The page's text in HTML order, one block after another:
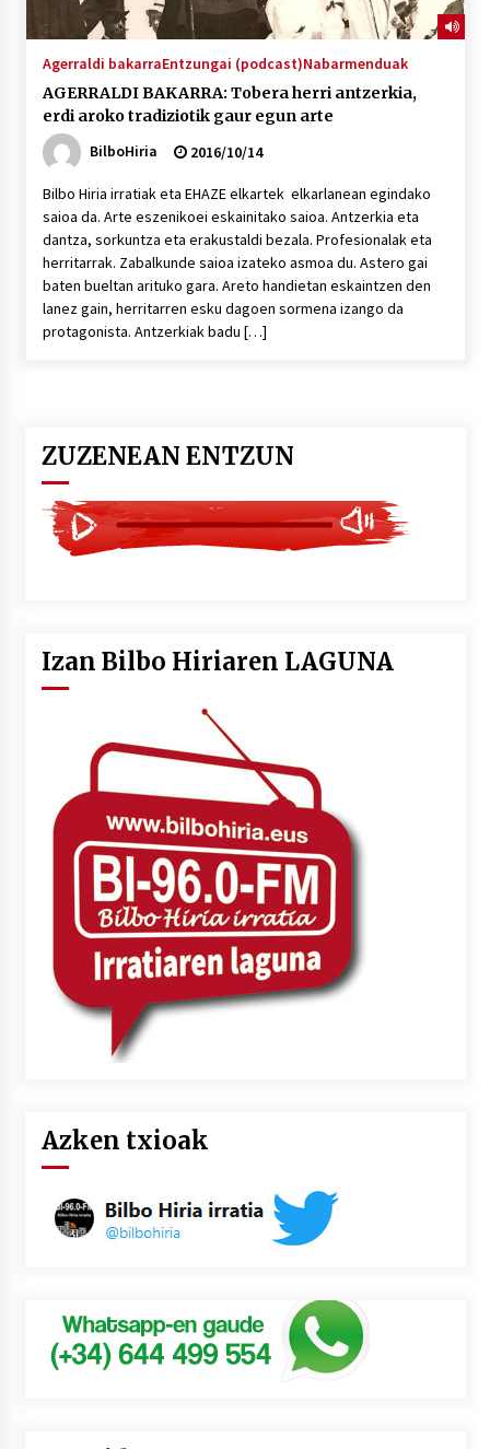
Agerraldi bakarraEntzungai (podcast)Nabarmenduak
AGERRALDI BAKARRA: Tobera herri antzerkia,
erdi aroko tradiziotik gaur egun arte
BilboHiria
2016/10/14
Bilbo Hiria irratiak eta EHAZE elkartek elkarlanean egindako
saioa da. Arte eszenikoei eskainitako saioa. Antzerkia eta
dantza, sorkuntza eta erakustaldi bezala. Profesionalak eta
herritarrak. Zabalkunde saioa izateko asmoa du. Astero gai
baten bueltan arituko gara. Areto handietan eskaintzen den
lanez gain, herritarren esku dagoen sormena izango da
protagonista. Antzerkiak badu […]
ZUZENEAN ENTZUN
Izan Bilbo Hiriaren LAGUNA
Azken txioak